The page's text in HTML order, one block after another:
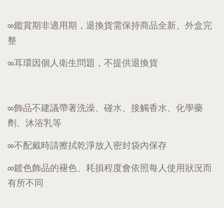
∞鑑賞期非適用期，退換貨需保持商品全新、外盒完
整
∞耳環因個人衛生問題，不提供退換貨
∞飾品不建議帶著洗澡、碰水、接觸香水、化學藥
劑、沐浴乳等
∞不配戴時請擦拭乾淨放入密封袋內保存
∞鍍色飾品的褪色、耗損程度會依照每人使用狀況而
有所不同